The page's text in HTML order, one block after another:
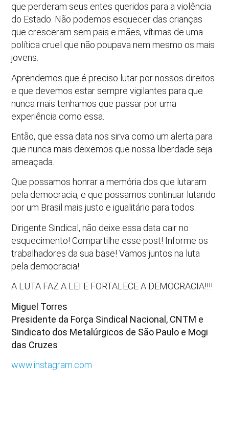
que perderam seus entes queridos para a violência
do Estado. Não podemos esquecer das crianças
que cresceram sem pais e mães, vítimas de uma
política cruel que não poupava nem mesmo os mais
jovens.
Aprendemos que é preciso lutar por nossos direitos
e que devemos estar sempre vigilantes para que
nunca mais tenhamos que passar por uma
experiência como essa.
Então, que essa data nos sirva como um alerta para
que nunca mais deixemos que nossa liberdade seja
ameaçada.
Que possamos honrar a memória dos que lutaram
pela democracia, e que possamos continuar lutando
por um Brasil mais justo e igualitário para todos.
Dirigente Sindical, não deixe essa data cair no
esquecimento! Compartilhe esse post! Informe os
trabalhadores da sua base! Vamos juntos na luta
pela democracia!
A LUTA FAZ A LEI E FORTALECE A DEMOCRACIA!!!!
Miguel Torres
Presidente da Força Sindical Nacional, CNTM e
Sindicato dos Metalúrgicos de São Paulo e Mogi
das Cruzes
www.instagram.com